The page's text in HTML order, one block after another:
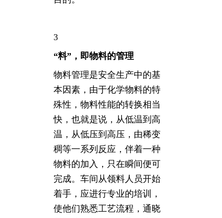
3
“料”，即物料的管理
物料管理是安全生产中的基
本因素，由于化学物料的特
殊性，物料性能的转换相当
快，也就是说，从低温到高
温，从低压到高压，由稀变
稠等一系列反应，伴着一种
物料的加入，只在瞬间便可
完成。车间从领料人员开始
着手，应进行专业的培训，
使他们熟悉工艺流程，通晓